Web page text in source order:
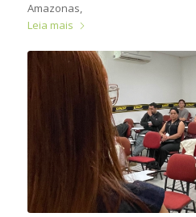
Amazonas,
Leia mais